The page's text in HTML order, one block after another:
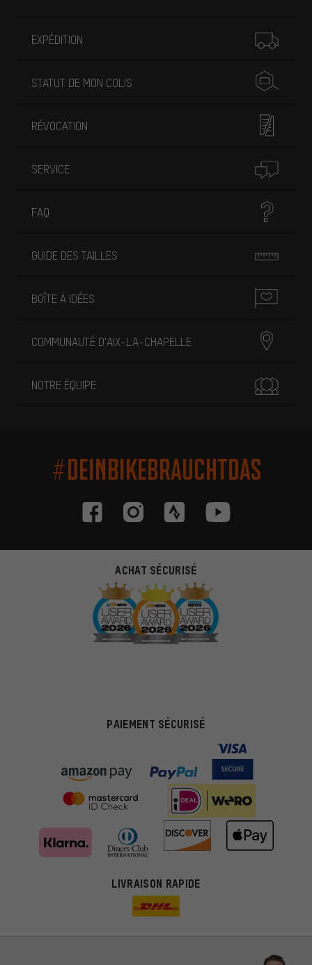
EXPÉDITION
STATUT DE MON COLIS
RÉVOCATION
SERVICE
FAQ
GUIDE DES TAILLES
BOÎTE À IDÉES
COMMUNAUTÉ D'AIX-LA-CHAPELLE
NOTRE ÉQUIPE
#DEINBIKEBRAUCHTDAS
ACHAT SÉCURISÉ
PAIEMENT SÉCURISÉ
LIVRAISON RAPIDE